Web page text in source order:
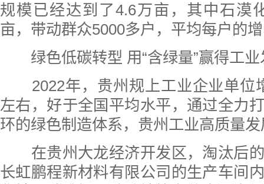
规模已经达到了4.6万亩，其中石漠
亩，带动群众5000多户，平均每户的
绿色低碳转型 用“含绿量”赢得工业
2022年，贵州规上工业企业单位
左右，好于全国平均水平，通过全力
环的绿色制造体系，贵州工业高质量发
在贵州大龙经济开发区，淘汰后的
长虹鹏程新材料有限公司的生产车间